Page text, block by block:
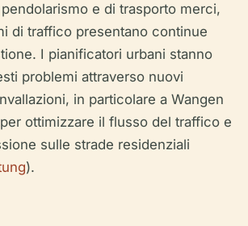
e di trasporto merci,
di traffico presentano continue
I pianificatori urbani stanno
problemi attraverso nuovi
in particolare a Wangen
ottimizzare il flusso del traffico e
sulle strade residenziali
).